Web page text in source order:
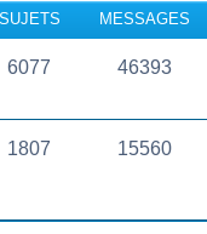
SUJETS MESSAGES
6077 46393
1807 15560